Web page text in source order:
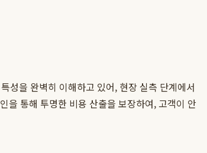
성을 완벽히 이해하고 있어, 현장 실측 단계에서
을 통해 투명한 비용 산출을 보장하여, 고객이 안